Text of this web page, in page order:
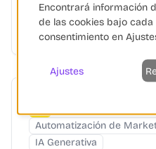
Automatización
Personalización
15
Automatización de
IA Generativa
Encontrará información
de las cookies bajo
consentimiento en
Ajustes